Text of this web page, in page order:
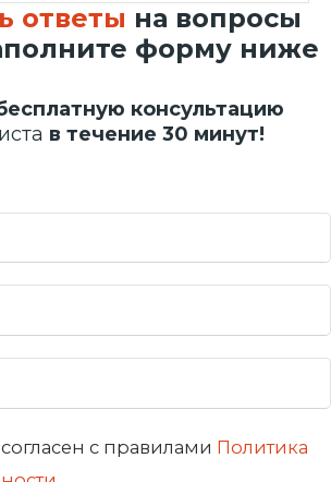
ответы на вопросы
форму ниже
консультацию
в течение 30 минут!
с правилами Политика